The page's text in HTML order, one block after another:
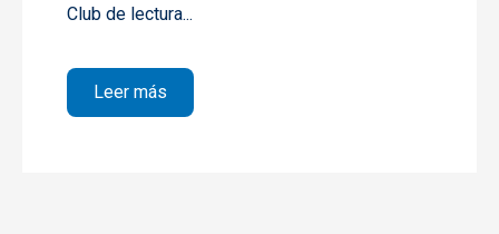
Club de lectura...
Leer más